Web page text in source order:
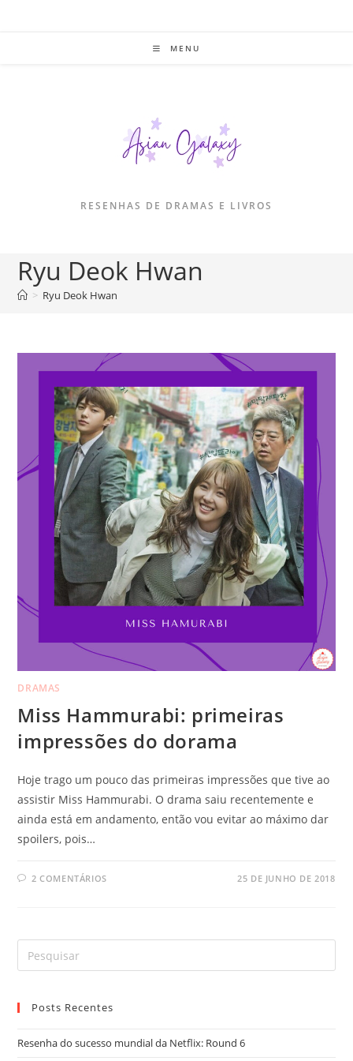
MENU
RESENHAS DE DRAMAS E LIVROS
Ryu Deok Hwan
> Ryu Deok Hwan
DRAMAS
Miss Hammurabi: primeiras
impressões do dorama
Hoje trago um pouco das primeiras impressões que tive ao
assistir Miss Hammurabi. O drama saiu recentemente e
ainda está em andamento, então vou evitar ao máximo dar
spoilers, pois…
2 COMENTÁRIOS 25 DE JUNHO DE 2018
Posts Recentes
Resenha do sucesso mundial da Netflix: Round 6